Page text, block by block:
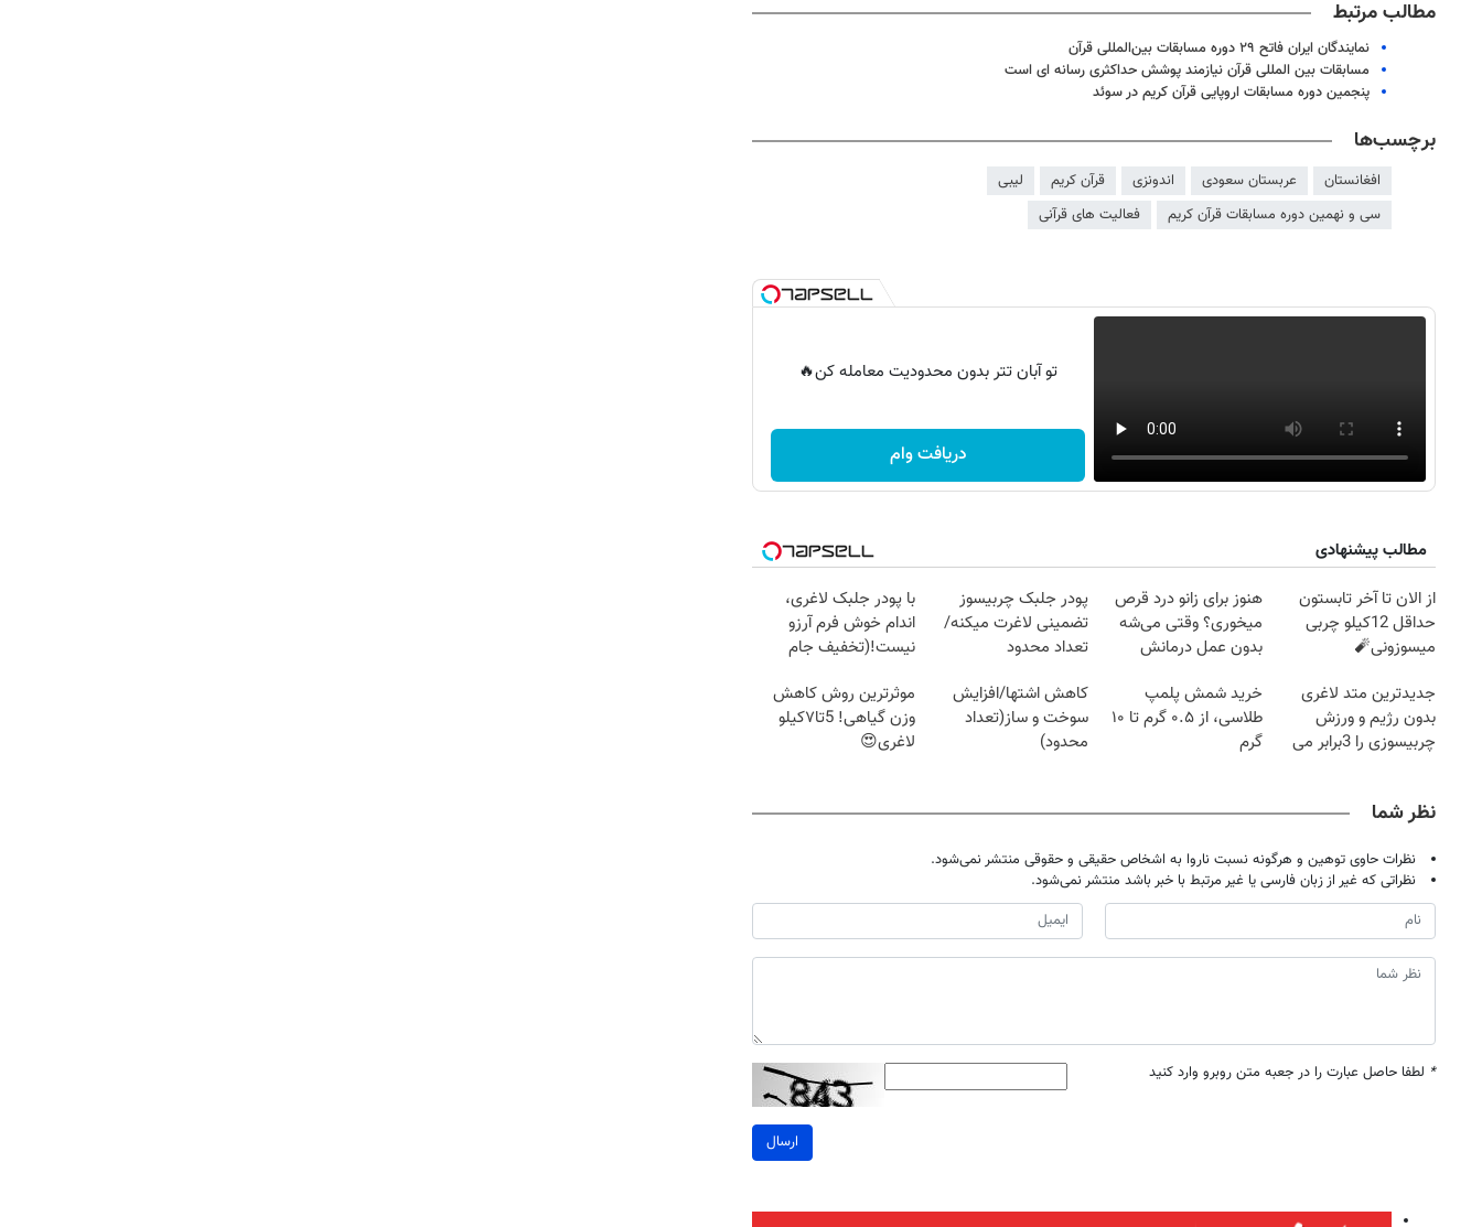
مطالب مرتبط
نمایندگان ایران فاتح ۲۹ دوره مسابقات بین‌المللی قرآن
مسابقات بین المللی قرآن نیازمند پوشش حداکثری رسانه ای است
پنجمین دوره مسابقات اروپایی قرآن کریم در سوئد
برچسب‌ها
افغانستان عربستان سعودی اندونزی قرآن کریم
لیبی
سی و نهمین دوره مسابقات قرآن کریم
فعالیت های قرآنی
تو آبان تتر بدون محدودیت معامله کن🔥
دریافت وام
مطالب پیشنهادی
از الان تا آخر تابستون
حداقل 12کیلو چربی
میسوزونی🧨
هنوز برای زانو درد قرص
میخوری؟ وقتی می‌شه
بدون عمل درمانش
پودر جلبک چربیسوز
تضمینی لاغرت میکنه/
تعداد محدود
با پودر جلبک لاغری،
اندام خوش فرم آرزو
نیست!(تخفیف جام
جدیدترین متد لاغری
بدون رژیم و ورزش
چربیسوزی را 3برابر می
خرید شمش پلمپ
طلاسی، از ۰.۵ گرم تا ۱۰
گرم
کاهش اشتها/افزایش
سوخت و ساز(تعداد
محدود)
موثرترین روش کاهش
وزن گیاهی! 5تا۷کیلو
لاغری😍
نظر شما
نظرات حاوی توهین و هرگونه نسبت ناروا به اشخاص حقیقی و حقوقی منتشر نمی‌شود.
نظراتی که غیر از زبان فارسی یا غیر مرتبط با خبر باشد منتشر نمی‌شود.
* لطفا حاصل عبارت را در جعبه متن روبرو وارد کنید
ارسال